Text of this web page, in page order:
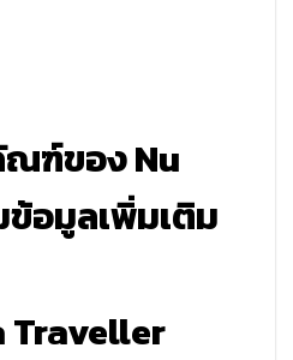
ฑ์ของ Nu
อมูลเพิ่มเติม
Traveller